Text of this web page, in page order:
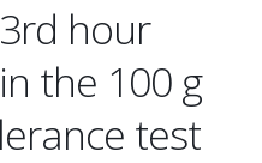
hour
the 100 g
test